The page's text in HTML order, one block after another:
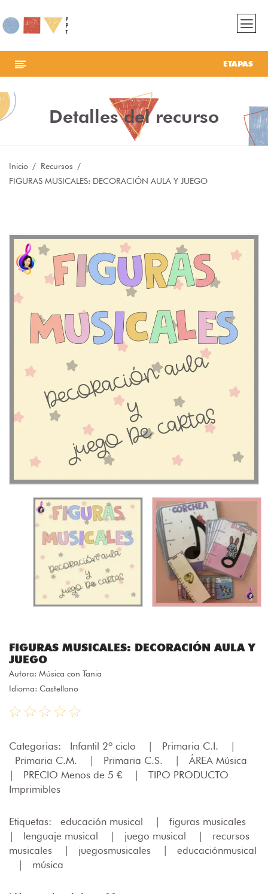
ETAPAS
Detalles del recurso
Inicio
Recursos
FIGURAS MUSICALES: DECORACIÓN AULA Y JUEGO
FIGURAS MUSICALES: DECORACIÓN AULA Y
JUEGO
Autora: Música con Tania
Idioma: Castellano
Categorias: Infantil 2º ciclo | Primaria C.I.
|
Primaria C.M.
| Primaria C.S. |
ÁREA Música
|
PRECIO Menos de 5 € |
TIPO PRODUCTO
Imprimibles
Etiquetas: educación musical |
figuras musicales
|
lenguaje musical | juego musical |
recursos
musicales
| juegosmusicales |
educaciónmusical
|
música